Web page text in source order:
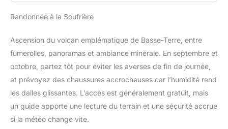
Randonnée à la Soufrière
Ascension du volcan emblématique de Basse-Terre, entre
fumerolles, panoramas et ambiance minérale. En septembre et
octobre, partez tôt pour éviter les averses de fin de journée,
et prévoyez des chaussures accrocheuses car l’humidité rend
les dalles glissantes. L’accès est généralement gratuit, mais
un guide apporte une lecture du terrain et une sécurité accrue
si la météo change vite.